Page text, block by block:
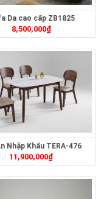
Da cao cấp ZB1825
8,500,000₫
Nhập Khẩu TERA-476
11,900,000₫